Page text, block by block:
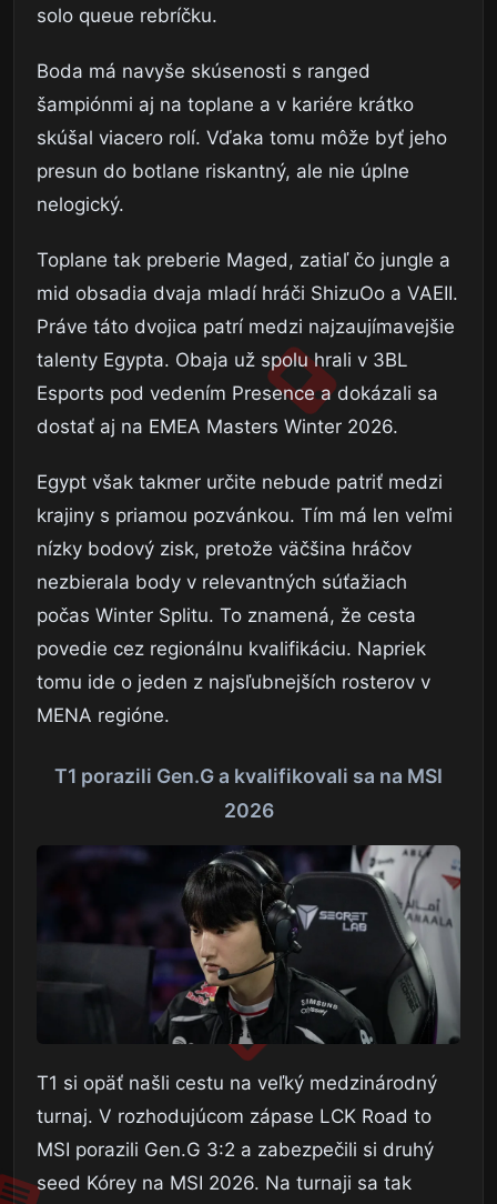
solo queue rebríčku.
Boda má navyše skúsenosti s ranged
šampiónmi aj na toplane a v kariére krátko
skúšal viacero rolí. Vďaka tomu môže byť jeho
presun do botlane riskantný, ale nie úplne
nelogický.
Toplane tak preberie Maged, zatiaľ čo jungle a
mid obsadia dvaja mladí hráči ShizuOo a VAEII.
Práve táto dvojica patrí medzi najzaujímavejšie
talenty Egypta. Obaja už spolu hrali v 3BL
Esports pod vedením Presence a dokázali sa
dostať aj na EMEA Masters Winter 2026.
Egypt však takmer určite nebude patriť medzi
krajiny s priamou pozvánkou. Tím má len veľmi
nízky bodový zisk, pretože väčšina hráčov
nezbierala body v relevantných súťažiach
počas Winter Splitu. To znamená, že cesta
povedie cez regionálnu kvalifikáciu. Napriek
tomu ide o jeden z najsľubnejších rosterov v
MENA regióne.
T1 porazili Gen.G a kvalifikovali sa na MSI
2026
T1 si opäť našli cestu na veľký medzinárodný
turnaj. V rozhodujúcom zápase LCK Road to
MSI porazili Gen.G 3:2 a zabezpečili si druhý
seed Kórey na MSI 2026. Na turnaji sa tak